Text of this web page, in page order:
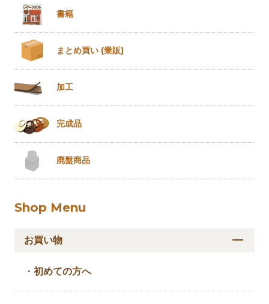
書籍
まとめ買い (業販)
加工
完成品
廃盤商品
Shop Menu
お買い物
・初めての方へ